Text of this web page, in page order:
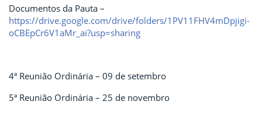
Documentos da Pauta –
https://drive.google.com/drive/folders/1PV11FHV4mDpjigi-
oCBEpCr6V1aMr_ai?usp=sharing
4ª Reunião Ordinária – 09 de setembro
5ª Reunião Ordinária – 25 de novembro